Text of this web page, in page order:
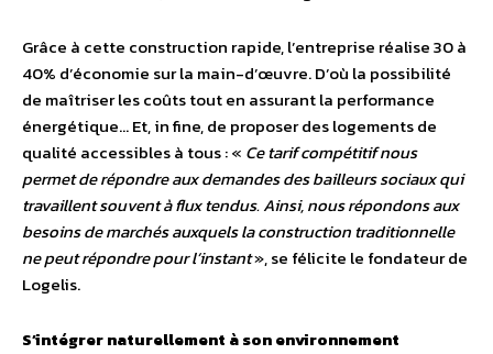
Grâce à cette construction rapide, l’entreprise réalise 30 à
40% d’économie sur la main-d’œuvre. D’où la possibilité
de maîtriser les coûts tout en assurant la performance
énergétique… Et, in fine, de proposer des logements de
qualité accessibles à tous : « Ce tarif compétitif nous
permet de répondre aux demandes des bailleurs sociaux qui
travaillent souvent à flux tendus. Ainsi, nous répondons aux
besoins de marchés auxquels la construction traditionnelle
ne peut répondre pour l’instant», se félicite le fondateur de
Logelis.
S’intégrer naturellement à son environnement